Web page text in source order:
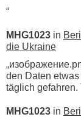
“
MHG1023 in
die Ukraine
den Daten
täglich gefahren.
MHG1023 in